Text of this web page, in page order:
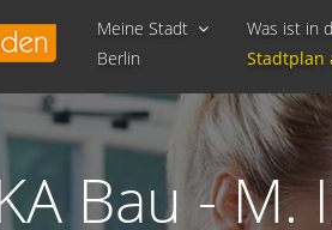
Meine Stadt
Berlin
Was ist in
Stadtplan
Bau - M.